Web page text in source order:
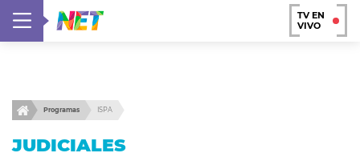
TV EN
VIVO
Programas ISPA
JUDICIALES